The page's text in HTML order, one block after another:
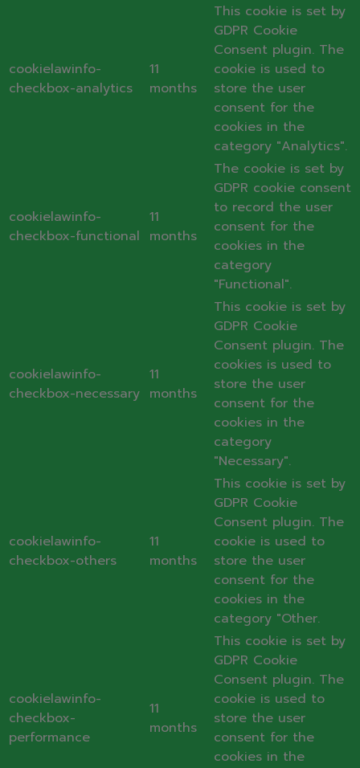
cookielawinfo-
checkbox-analytics
11
months
This cookie is set by
GDPR Cookie
Consent plugin. The
cookie is used to
store the user
consent for the
cookies in the
category "Analytics".
cookielawinfo-
checkbox-functional
11
months
The cookie is set by
GDPR cookie consent
to record the user
consent for the
cookies in the
category
"Functional".
cookielawinfo-
checkbox-necessary
11
months
This cookie is set by
GDPR Cookie
Consent plugin. The
cookies is used to
store the user
consent for the
cookies in the
category
"Necessary".
cookielawinfo-
checkbox-others
11
months
This cookie is set by
GDPR Cookie
Consent plugin. The
cookie is used to
store the user
consent for the
cookies in the
category "Other.
cookielawinfo-
checkbox-
performance
11
months
This cookie is set by
GDPR Cookie
Consent plugin. The
cookie is used to
store the user
consent for the
cookies in the